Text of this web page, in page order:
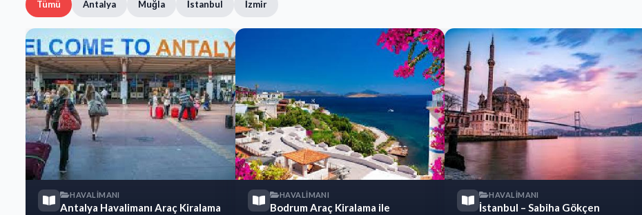
Tümü Antalya Muğla İstanbul İzmir
HAVALİMANI
Antalya Havalimanı Araç Kiralama
HAVALİMANI
Bodrum Araç Kiralama ile
HAVALİMANI
İstanbul – Sabiha Gökçen